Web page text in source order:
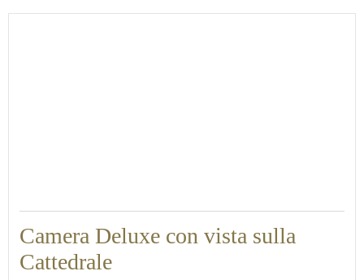
Camera Deluxe con vista sulla
Cattedrale